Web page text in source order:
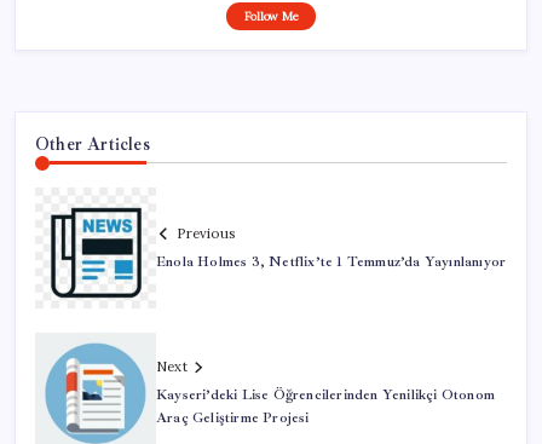
Follow Me
Other Articles
Previous
Enola Holmes 3, Netflix’te 1 Temmuz’da Yayınlanıyor
Next
Kayseri’deki Lise Öğrencilerinden Yenilikçi Otonom
Araç Geliştirme Projesi